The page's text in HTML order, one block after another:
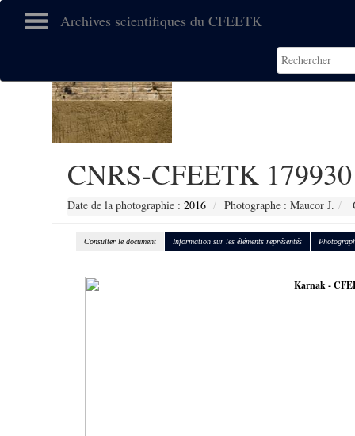
Archives scientifiques du CFEETK
CNRS-CFEETK 179930
Date de la photographie : 2016 Photographe : Maucor J.
Consulter le document Information sur les éléments représentés